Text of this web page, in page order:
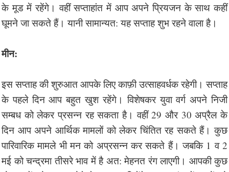
के मूड में रहेंगे। वहीं सप्ताहांत में आप अपने प्रियजन के साथ कहीं
घूमने जा सकते हैं। यानी सामान्यत: यह सप्ताह शुभ रहने वाला है।
मीन:
इस सप्ताह की शुरुआत आपके लिए काफ़ी उत्साहवर्धक रहेगी। सप्ताह
के पहले दिन आप बहुत खुश रहेंगे। विशेषकर युवा वर्ग अपने निजी
सम्बध को लेकर प्रसन्न रह सकता है। वहीं 29 और 30 अप्रैल के
दिन आप अपने आर्थिक मामलों को लेकर चिंतित रह सकते हैं। कुछ
पारिवारिक मामले भी मन को अप्रसन्न कर सकते हैं। जबकि 1 व 2
मई को चन्द्रमा तीसरे भाव में है अत: मेहनत रंग लाएगी। आपकी कुछ